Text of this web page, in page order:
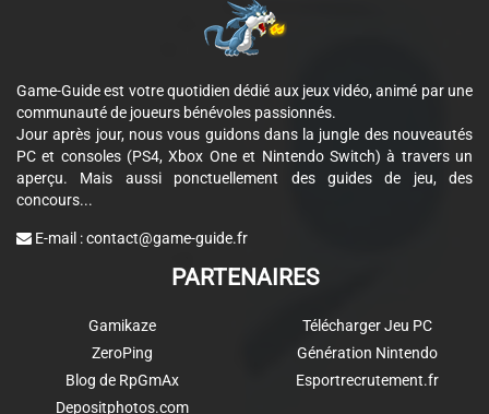
Game-Guide est votre quotidien dédié aux jeux vidéo, animé par une
communauté de joueurs bénévoles passionnés.
Jour après jour, nous vous guidons dans la jungle des nouveautés
PC et consoles (PS4, Xbox One et Nintendo Switch) à travers un
aperçu. Mais aussi ponctuellement des guides de jeu, des
concours...
E-mail :contact@game-guide.fr
PARTENAIRES
Gamikaze
ZeroPing
Blog de RpGmAx
Depositphotos.com
Télécharger Jeu PC
Génération Nintendo
Esportrecrutement.fr